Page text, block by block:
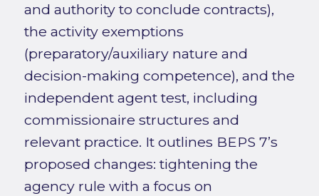
and authority to conclude contracts),
the activity exemptions
(preparatory/auxiliary nature and
decision-making competence), and the
independent agent test, including
commissionaire structures and
relevant practice. It outlines BEPS 7’s
proposed changes: tightening the
agency rule with a focus on